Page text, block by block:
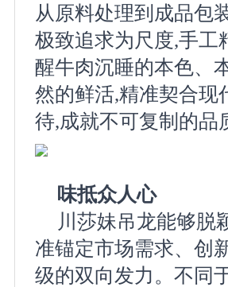
从原料处理到成品包
极致追求为尺度,手
醒牛肉沉睡的本色、
然的鲜活,精准契合现
待,成就不可复制的品
味抵众人心
川莎妹吊龙能够脱
准锚定市场需求、创
级的双向发力。不同